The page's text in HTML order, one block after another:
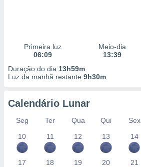
de dados
e melhorar
dados
através
Primeira luz
06:09
Meio-dia
13:39
Duração do dia 13h59m
Luz da manhã restante 9h30m
Calendário Lunar
Seg Ter Qua Qui Sex
10
11 12 13 14
17 18 19 20 21